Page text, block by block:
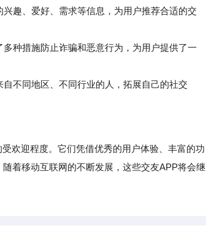
趣、爱好、需求等信息，为用户推荐合适的交
种措施防止诈骗和恶意行为，为用户提供了一
不同地区、不同行业的人，拓展自己的社交
迎程度。它们凭借优秀的用户体验、丰富的功
着移动互联网的不断发展，这些交友APP将会继